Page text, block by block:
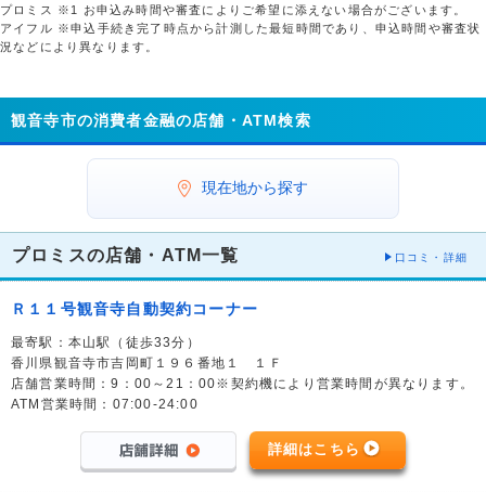
プロミス ※1 お申込み時間や審査によりご希望に添えない場合がございます。
アイフル ※申込手続き完了時点から計測した最短時間であり、申込時間や審査状
況などにより異なります。
観音寺市の消費者金融の店舗・ATM検索
現在地から探す
プロミスの店舗・ATM一覧 口コミ・詳細
Ｒ１１号観音寺自動契約コーナー
最寄駅：本山駅（徒歩33分）
香川県観音寺市吉岡町１９６番地１ １Ｆ
店舗営業時間：9：00～21：00※契約機により営業時間が異なります。
ATM営業時間：07:00-24:00
詳細はこちら